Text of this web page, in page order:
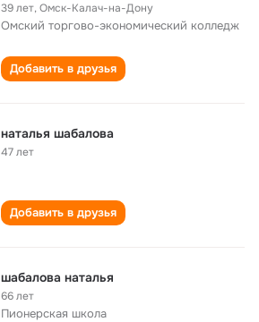
39 лет,Омск-Калач-на-Дону
Омский торгово-экономический колледж
Добавить в друзья
наталья шабалова
47 лет
Добавить в друзья
шабалова наталья
66 лет
Пионерская школа